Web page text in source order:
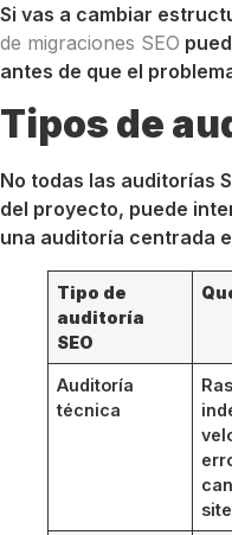
Si vas a cambiar
de migraciones SEO
antes de que el
Tipos de
No todas las auditorías
del proyecto, puede
una auditoría centrada
Tipo de
auditoría
SEO
Auditoría
técnica